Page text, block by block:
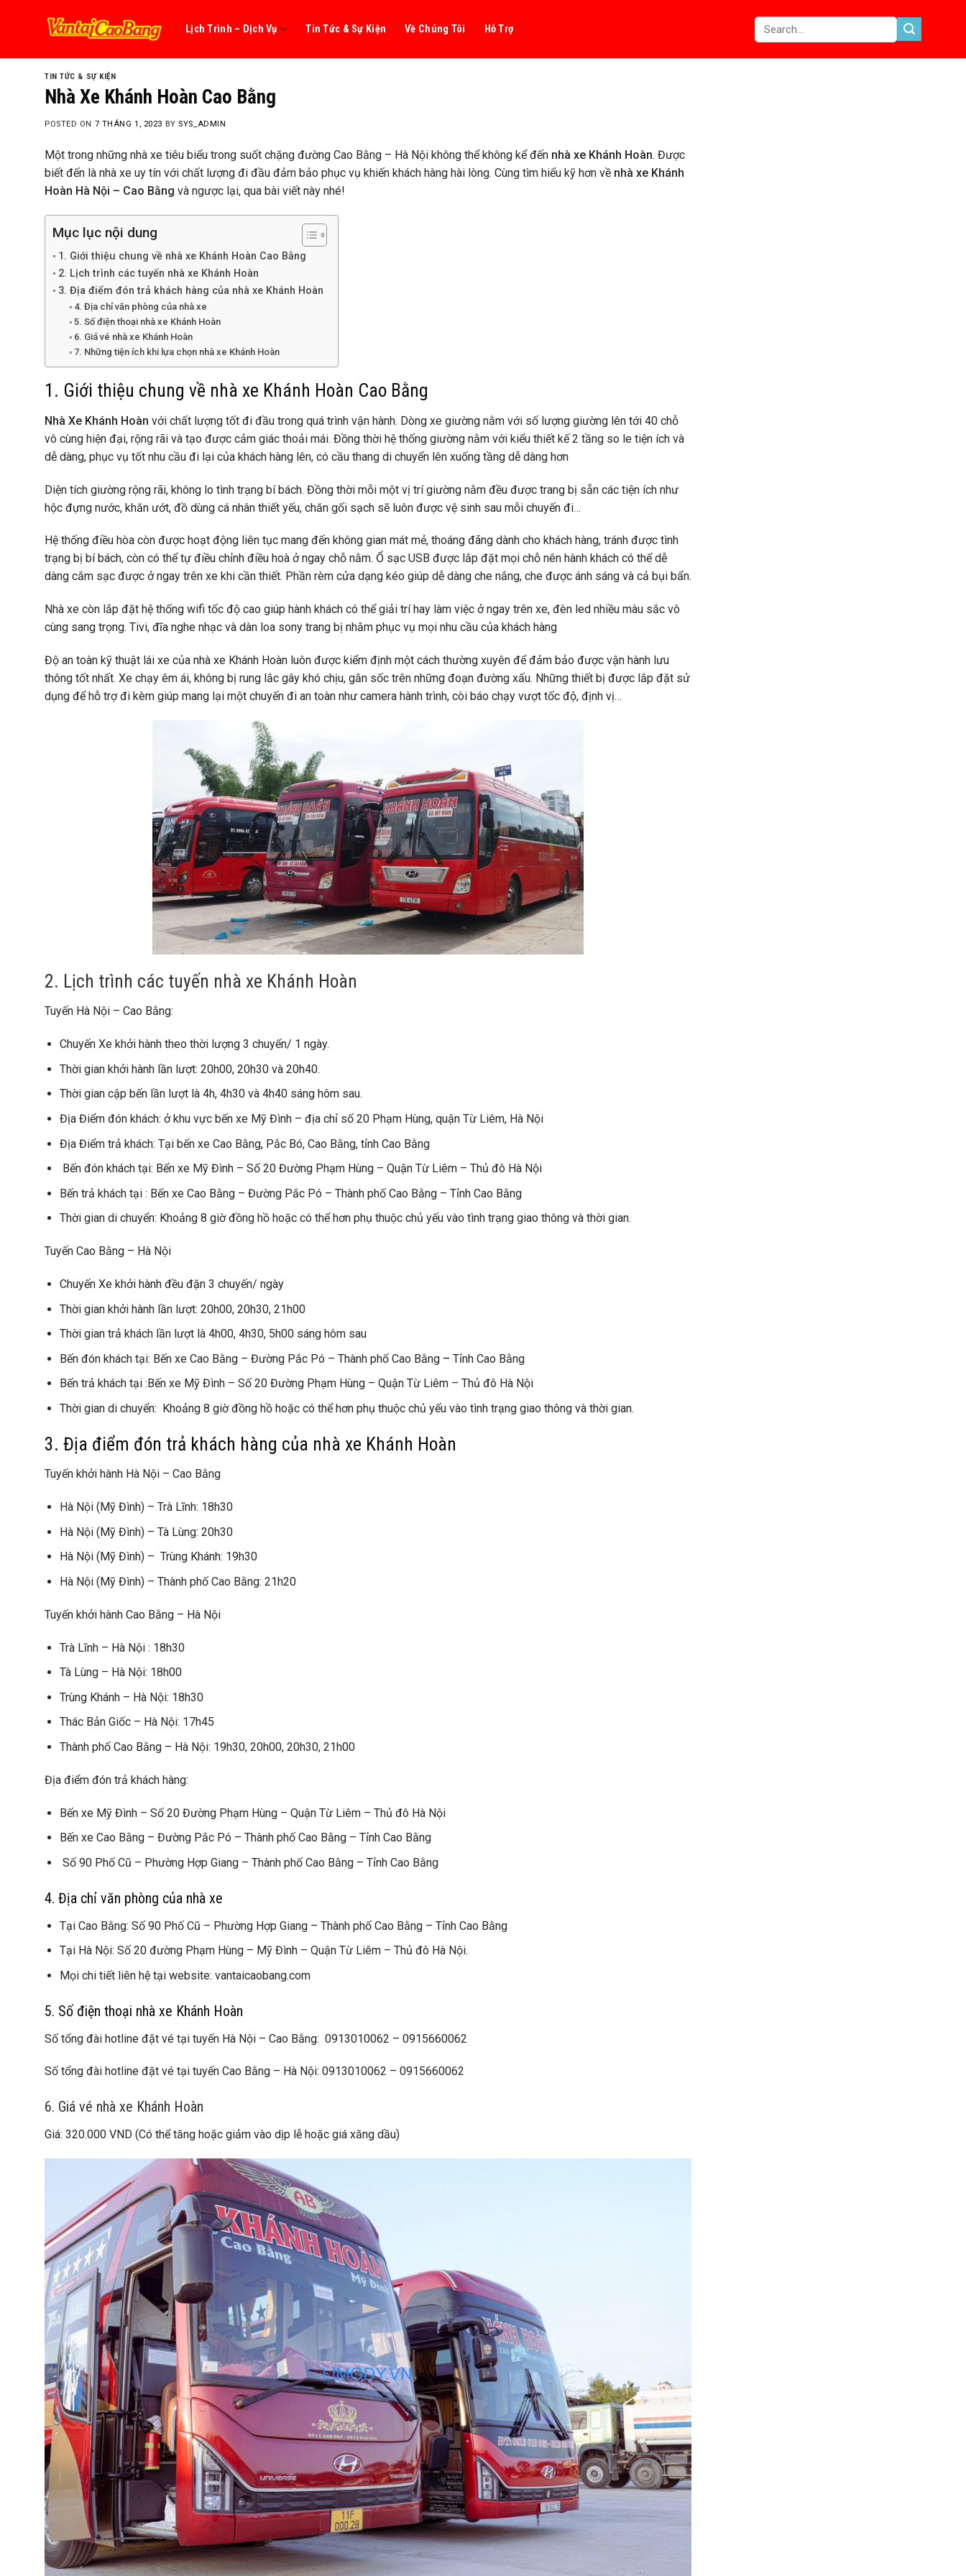
Lịch Trình – Dịch Vụ Tin Tức & Sự Kiện Về Chúng Tôi Hỗ Trợ
TIN TỨC & SỰ KIỆN
Nhà Xe Khánh Hoàn Cao Bằng
POSTED ON 7 THÁNG 1, 2023 BY SYS_ADMIN
Một trong những nhà xe tiêu biểu trong suốt chặng đường Cao Bằng – Hà Nội không thể không kể đến nhà xe Khánh Hoàn. Được
biết đến là nhà xe uy tín với chất lượng đi đầu đảm bảo phục vụ khiến khách hàng hài lòng. Cùng tìm hiểu kỹ hơn về nhà xe Khánh
Hoàn Hà Nội – Cao Bằng và ngược lại, qua bài viết này nhé!
Mục lục nội dung
1. Giới thiệu chung về nhà xe Khánh Hoàn Cao Bằng
2. Lịch trình các tuyến nhà xe Khánh Hoàn
3. Địa điểm đón trả khách hàng của nhà xe Khánh Hoàn
4. Địa chỉ văn phòng của nhà xe
5. Số điện thoại nhà xe Khánh Hoàn
6. Giá vé nhà xe Khánh Hoàn
7. Những tiện ích khi lựa chọn nhà xe Khánh Hoàn
1. Giới thiệu chung về nhà xe Khánh Hoàn Cao Bằng
Nhà Xe Khánh Hoàn với chất lượng tốt đi đầu trong quá trình vận hành. Dòng xe giường nằm với số lượng giường lên tới 40 chỗ
vô cùng hiện đại, rộng rãi và tạo được cảm giác thoải mái. Đồng thời hệ thống giường nằm với kiểu thiết kế 2 tầng so le tiện ích và
dễ dàng, phục vụ tốt nhu cầu đi lại của khách hàng lên, có cầu thang di chuyển lên xuống tầng dễ dàng hơn
Diện tích giường rộng rãi, không lo tình trạng bí bách. Đồng thời mỗi một vị trí giường nằm đều được trang bị sẵn các tiện ích như
hộc đựng nước, khăn ướt, đồ dùng cá nhân thiết yếu, chăn gối sạch sẽ luôn được vệ sinh sau mỗi chuyến đi…
Hệ thống điều hòa còn được hoạt động liên tục mang đến không gian mát mẻ, thoáng đãng dành cho khách hàng, tránh được tình
trạng bị bí bách, còn có thể tự điều chỉnh điều hoà ở ngay chỗ nằm. Ổ sạc USB được lắp đặt mọi chỗ nên hành khách có thể dễ
dàng cắm sạc được ở ngay trên xe khi cần thiết. Phần rèm cửa dạng kéo giúp dễ dàng che nắng, che được ánh sáng và cả bụi bẩn.
Nhà xe còn lắp đặt hệ thống wifi tốc độ cao giúp hành khách có thể giải trí hay làm việc ở ngay trên xe, đèn led nhiều màu sắc vô
cùng sang trọng. Tivi, đĩa nghe nhạc và dàn loa sony trang bị nhằm phục vụ mọi nhu cầu của khách hàng
Độ an toàn kỹ thuật lái xe của nhà xe Khánh Hoàn luôn được kiểm định một cách thường xuyên để đảm bảo được vận hành lưu
thông tốt nhất. Xe chạy êm ái, không bị rung lắc gây khó chịu, gằn sốc trên những đoạn đường xấu. Những thiết bị được lắp đặt sử
dụng để hỗ trợ đi kèm giúp mang lại một chuyến đi an toàn như camera hành trình, còi báo chạy vượt tốc độ, định vị…
2. Lịch trình các tuyến nhà xe Khánh Hoàn
Tuyến Hà Nội – Cao Bằng:
Chuyến Xe khởi hành theo thời lượng 3 chuyến/ 1 ngày.
Thời gian khởi hành lần lượt: 20h00, 20h30 và 20h40.
Thời gian cập bến lần lượt là 4h, 4h30 và 4h40 sáng hôm sau.
Địa Điểm đón khách: ở khu vực bến xe Mỹ Đình – địa chỉ số 20 Phạm Hùng, quận Từ Liêm, Hà Nội
Địa Điểm trả khách: Tại bến xe Cao Bằng, Pắc Bó, Cao Bằng, tỉnh Cao Bằng
Bến đón khách tại: Bến xe Mỹ Đình – Số 20 Đường Phạm Hùng – Quận Từ Liêm – Thủ đô Hà Nội
Bến trả khách tại : Bến xe Cao Bằng – Đường Pắc Pó – Thành phố Cao Bằng – Tỉnh Cao Bằng
Thời gian di chuyển: Khoảng 8 giờ đồng hồ hoặc có thể hơn phụ thuộc chủ yếu vào tình trạng giao thông và thời gian.
Tuyến Cao Bằng – Hà Nội
Chuyến Xe khởi hành đều đặn 3 chuyến/ ngày
Thời gian khởi hành lần lượt: 20h00, 20h30, 21h00
Thời gian trả khách lần lượt là 4h00, 4h30, 5h00 sáng hôm sau
Bến đón khách tại: Bến xe Cao Bằng – Đường Pắc Pó – Thành phố Cao Bằng – Tỉnh Cao Bằng
Bến trả khách tại :Bến xe Mỹ Đình – Số 20 Đường Phạm Hùng – Quận Từ Liêm – Thủ đô Hà Nội
Thời gian di chuyển: Khoảng 8 giờ đồng hồ hoặc có thể hơn phụ thuộc chủ yếu vào tình trạng giao thông và thời gian.
3. Địa điểm đón trả khách hàng của nhà xe Khánh Hoàn
Tuyến khởi hành Hà Nội – Cao Bằng
Hà Nội (Mỹ Đình) – Trà Lĩnh: 18h30
Hà Nội (Mỹ Đình) – Tà Lùng: 20h30
Hà Nội (Mỹ Đình) – Trùng Khánh: 19h30
Hà Nội (Mỹ Đình) – Thành phố Cao Bằng: 21h20
Tuyến khởi hành Cao Bằng – Hà Nội
Trà Lĩnh – Hà Nội : 18h30
Tà Lùng – Hà Nội: 18h00
Trùng Khánh – Hà Nội: 18h30
Thác Bản Giốc – Hà Nội: 17h45
Thành phố Cao Bằng – Hà Nội: 19h30, 20h00, 20h30, 21h00
Địa điểm đón trả khách hàng:
Bến xe Mỹ Đình – Số 20 Đường Phạm Hùng – Quận Từ Liêm – Thủ đô Hà Nội
Bến xe Cao Bằng – Đường Pắc Pó – Thành phố Cao Bằng – Tỉnh Cao Bằng
Số 90 Phố Cũ – Phường Hợp Giang – Thành phố Cao Bằng – Tỉnh Cao Bằng
4. Địa chỉ văn phòng của nhà xe
Tại Cao Bằng: Số 90 Phố Cũ – Phường Hợp Giang – Thành phố Cao Bằng – Tỉnh Cao Bằng
Tại Hà Nội: Số 20 đường Phạm Hùng – Mỹ Đình – Quận Từ Liêm – Thủ đô Hà Nội.
Mọi chi tiết liên hệ tại website: vantaicaobang.com
5. Số điện thoại nhà xe Khánh Hoàn
Số tổng đài hotline đặt vé tại tuyến Hà Nội – Cao Bằng: 0913010062 – 0915660062
Số tổng đài hotline đặt vé tại tuyến Cao Bằng – Hà Nội: 0913010062 – 0915660062
6. Giá vé nhà xe Khánh Hoàn
Giá: 320.000 VND (Có thể tăng hoặc giảm vào dịp lễ hoặc giá xăng dầu)